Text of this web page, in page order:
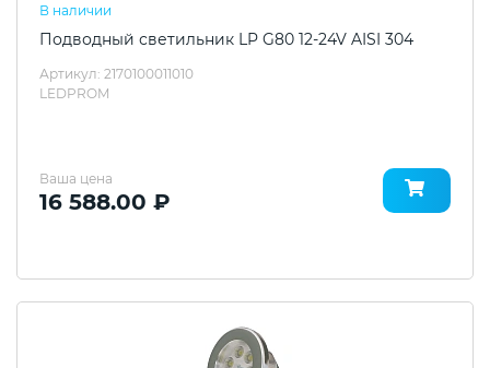
В наличии
Подводный светильник LP G80 12-24V AISI 304
Артикул: 2170100011010
LEDPROM
Ваша цена
16 588.00 ₽